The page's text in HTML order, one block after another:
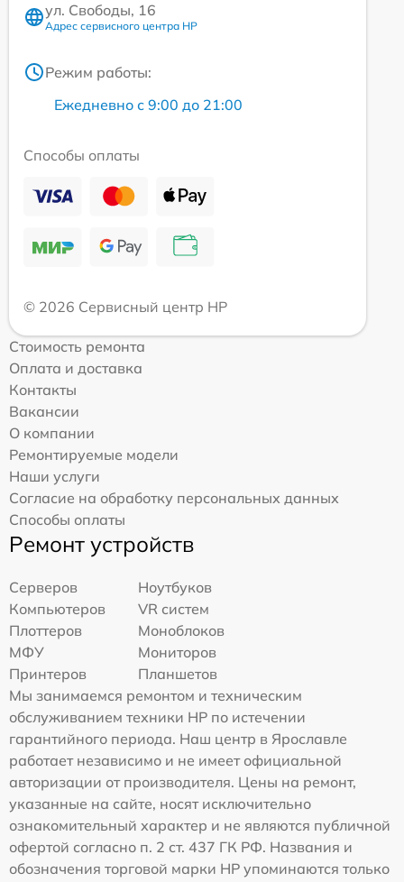
ул. Свободы, 16
Адрес сервисного центра HP
Режим работы:
Ежедневно с 9:00 до 21:00
Способы оплаты
© 2026 Сервисный центр HP
Стоимость ремонта
Оплата и доставка
Контакты
Вакансии
О компании
Ремонтируемые модели
Наши услуги
Согласие на обработку персональных данных
Способы оплаты
Ремонт устройств
Серверов
Ноутбуков
Компьютеров
VR систем
Плоттеров
Моноблоков
МФУ
Мониторов
Принтеров
Планшетов
Мы занимаемся ремонтом и техническим
обслуживанием техники HP по истечении
гарантийного периода. Наш центр в Ярославле
работает независимо и не имеет официальной
авторизации от производителя. Цены на ремонт,
указанные на сайте, носят исключительно
ознакомительный характер и не являются публичной
офертой согласно п. 2 ст. 437 ГК РФ. Названия и
обозначения торговой марки HP упоминаются только